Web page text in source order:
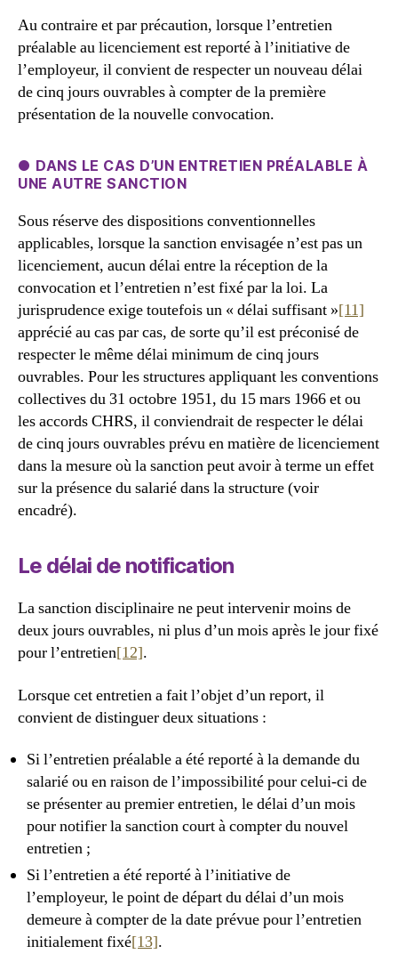
Au contraire et par précaution, lorsque l’entretien
préalable au licenciement est reporté à l’initiative de
l’employeur, il convient de respecter un nouveau délai
de cinq jours ouvrables à compter de la première
présentation de la nouvelle convocation.
● DANS LE CAS D’UN ENTRETIEN PRÉALABLE À
UNE AUTRE SANCTION
Sous réserve des dispositions conventionnelles
applicables, lorsque la sanction envisagée n’est pas un
licenciement, aucun délai entre la réception de la
convocation et l’entretien n’est fixé par la loi. La
jurisprudence exige toutefois un « délai suffisant »[11]
apprécié au cas par cas, de sorte qu’il est préconisé de
respecter le même délai minimum de cinq jours
ouvrables. Pour les structures appliquant les conventions
collectives du 31 octobre 1951, du 15 mars 1966 et ou
les accords CHRS, il conviendrait de respecter le délai
de cinq jours ouvrables prévu en matière de licenciement
dans la mesure où la sanction peut avoir à terme un effet
sur la présence du salarié dans la structure (voir
encadré).
Le délai de notification
La sanction disciplinaire ne peut intervenir moins de
deux jours ouvrables, ni plus d’un mois après le jour fixé
pour l’entretien[12].
Lorsque cet entretien a fait l’objet d’un report, il
convient de distinguer deux situations :
Si l’entretien préalable a été reporté à la demande du
salarié ou en raison de l’impossibilité pour celui-ci de
se présenter au premier entretien, le délai d’un mois
pour notifier la sanction court à compter du nouvel
entretien ;
Si l’entretien a été reporté à l’initiative de
l’employeur, le point de départ du délai d’un mois
demeure à compter de la date prévue pour l’entretien
initialement fixé[13].